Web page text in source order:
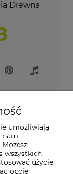
Drewna
umożliwiają
nam
wszystkich
użycie
opcję